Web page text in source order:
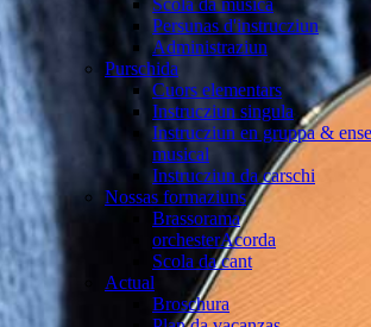
Scola da musica
Persunas d'instrucziun
Administraziun
Purschida
Cuors elementars
Instrucziun singula
Instrucziun en gruppa &
musical
Instrucziun da carschi
Nossas formaziuns
Brassorama
orchesterAcorda
Scola da cant
Actual
Broschura